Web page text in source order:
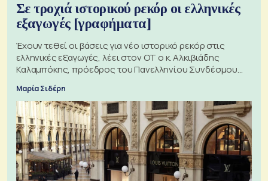
Σε τροχιά ιστορικού ρεκόρ οι ελληνικές
εξαγωγές [γραφήματα]
Έχουν τεθεί οι βάσεις για νέο ιστορικό ρεκόρ στις
ελληνικές εξαγωγές, λέει στον ΟΤ ο κ. Αλκιβιάδης
Καλαμπόκης, πρόεδρος του Πανελληνίου Συνδέσμου
Μαρία Σιδέρη